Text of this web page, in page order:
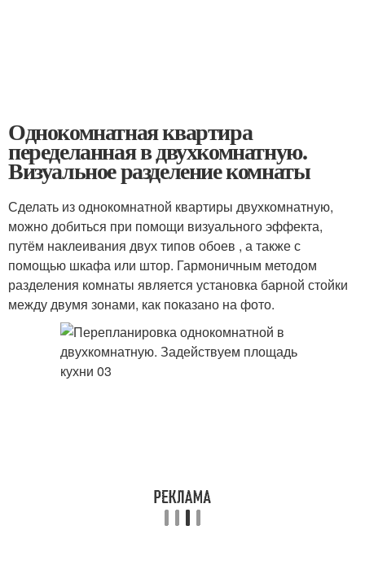
Однокомнатная квартира
переделанная в двухкомнатную.
Визуальное разделение комнаты
Сделать из однокомнатной квартиры двухкомнатную,
можно добиться при помощи визуального эффекта,
путём наклеивания двух типов обоев , а также с
помощью шкафа или штор. Гармоничным методом
разделения комнаты является установка барной стойки
между двумя зонами, как показано на фото.